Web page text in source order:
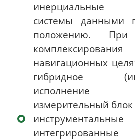
инерциальные
системы данными
положению.
навигационных
гибридное
исполнение
измерительный